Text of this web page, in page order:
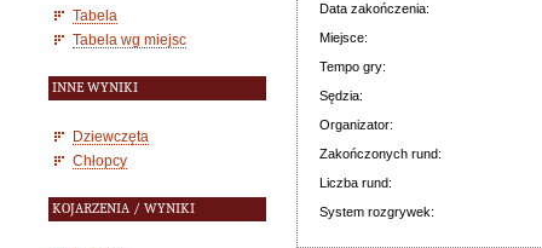
Tabela
Tabela wg miejsc
INNE WYNIKI
Dziewczęta
Chłopcy
KOJARZENIA / WYNIKI
Data zakończenia:
Miejsce:
Tempo gry:
Sędzia:
Organizator:
Zakończonych rund:
Liczba rund:
System rozgrywek: